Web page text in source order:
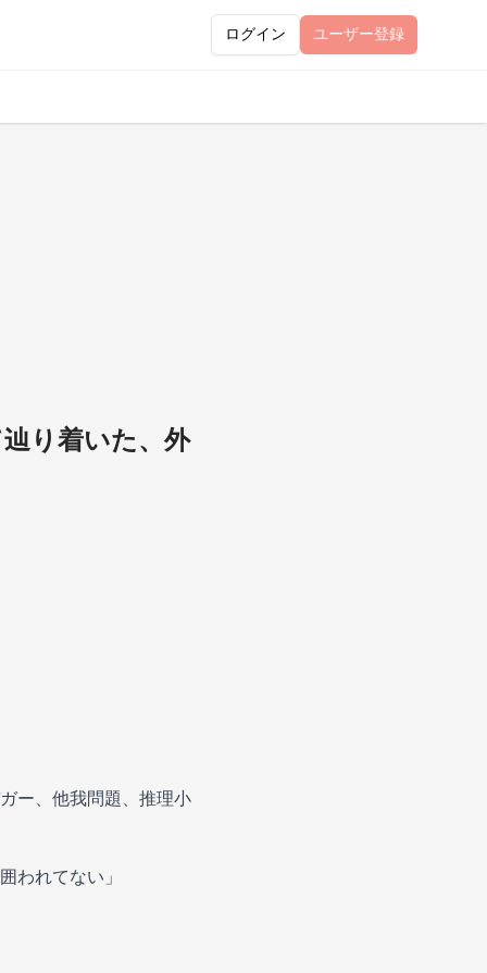
ログイン ユーザー登録
り着いた、外
ー、他我問題、推理小
われてない」